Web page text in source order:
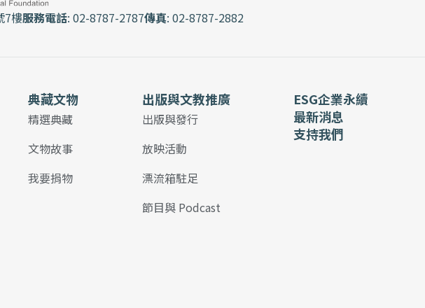
7樓服務電話: 02-8787-2787傳真: 02-8787-2882
典藏文物
精選典藏
文物故事
我要捐物
出版與文教推廣
出版與發行
放映活動
漂流箱駐足
節目與 Podcast
ESG企業永續
最新消息
支持我們